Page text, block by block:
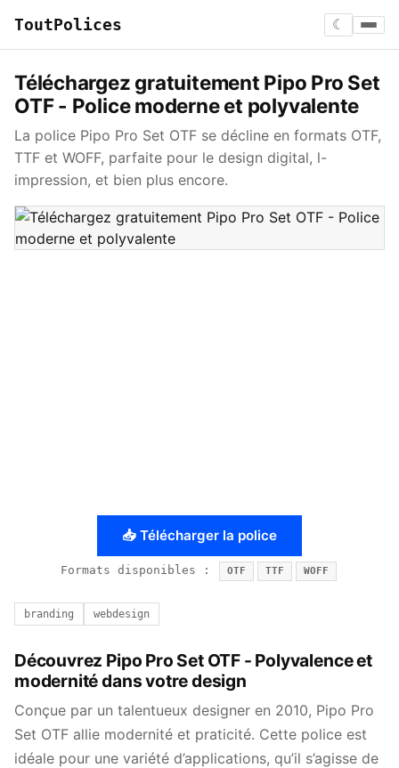
ToutPolices ☾
Téléchargez gratuitement Pipo Pro Set
OTF - Police moderne et polyvalente
La police Pipo Pro Set OTF se décline en formats OTF,
TTF et WOFF, parfaite pour le design digital, l-
impression, et bien plus encore.
📥 Télécharger la police
Formats disponibles : OTF TTF WOFF
branding webdesign
Découvrez Pipo Pro Set OTF - Polyvalence et
modernité dans votre design
Conçue par un talentueux designer en 2010, Pipo Pro
Set OTF allie modernité et praticité. Cette police est
idéale pour une variété d’applications, qu’il s’agisse de